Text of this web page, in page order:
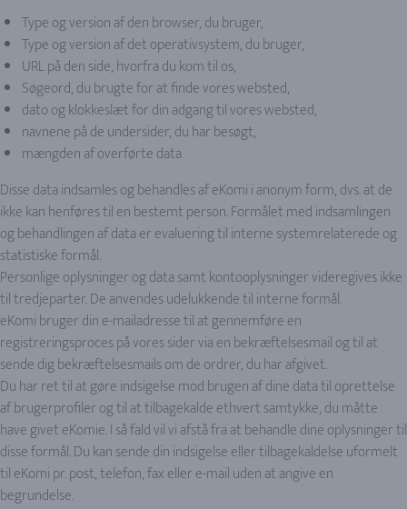
Type og version af den browser, du bruger,
Type og version af det operativsystem, du bruger,
URL på den side, hvorfra du kom til os,
Søgeord, du brugte for at finde vores websted,
dato og klokkeslæt for din adgang til vores websted,
navnene på de undersider, du har besøgt,
mængden af overførte data
Disse data indsamles og behandles af eKomi i anonym form, dvs. at de
ikke kan henføres til en bestemt person. Formålet med indsamlingen
og behandlingen af data er evaluering til interne systemrelaterede og
statistiske formål.
Personlige oplysninger og data samt kontooplysninger videregives ikke
til tredjeparter. De anvendes udelukkende til interne formål.
eKomi bruger din e-mailadresse til at gennemføre en
registreringsproces på vores sider via en bekræftelsesmail og til at
sende dig bekræftelsesmails om de ordrer, du har afgivet.
Du har ret til at gøre indsigelse mod brugen af dine data til oprettelse
af brugerprofiler og til at tilbagekalde ethvert samtykke, du måtte
have givet eKomie. I så fald vil vi afstå fra at behandle dine oplysninger til
disse formål. Du kan sende din indsigelse eller tilbagekaldelse uformelt
til eKomi pr. post, telefon, fax eller e-mail uden at angive en
begrundelse.